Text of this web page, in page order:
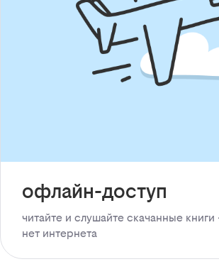
офлайн-доступ
читайте и слушайте скачанные
нет интернета